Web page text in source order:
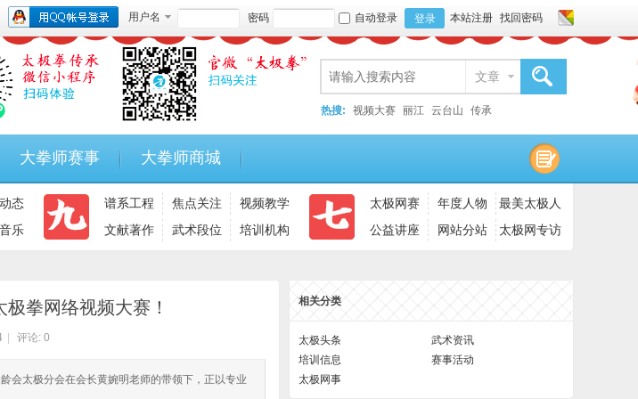
用户名 密码 自动登录 登录 本站注册 找回密码
文章
热搜: 视频大赛 丽江 云台山 传承
大拳师赛事 大拳师商城
态
乐
谱系工程 焦点关注
视频教学
文献著作
武术段位 培训机构
太极网赛 年度人物
最美太极人
公益讲座
网站分站 太极网专访
拳网络视频大赛！
评论: 0
会太极分会在会长黄婉明老师的带领下，正以专业
相关分类
太极头条
武术资讯
培训信息
赛事活动
太极网事